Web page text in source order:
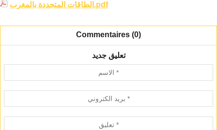
الطاقات المتجددة بالمغرب.pdf
Commentaires (0)
تعليق جديد